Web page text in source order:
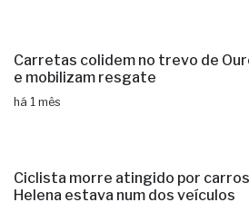
Carretas colidem no trevo de
e mobilizam resgate
há 1 mês
Ciclista morre atingido por
Helena estava num dos veículos